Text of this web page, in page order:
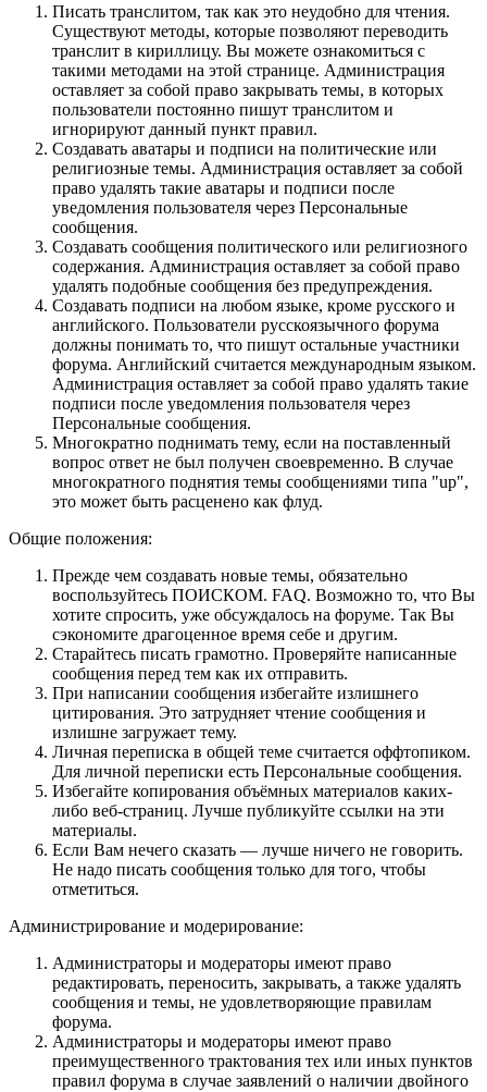
Писать транслитом, так как это неудобно для чтения.
Существуют методы, которые позволяют переводить
транслит в кириллицу. Вы можете ознакомиться с
такими методами на этой странице. Администрация
оставляет за собой право закрывать темы, в которых
пользователи постоянно пишут транслитом и
игнорируют данный пункт правил.
Создавать аватары и подписи на политические или
религиозные темы. Администрация оставляет за собой
право удалять такие аватары и подписи после
уведомления пользователя через Персональные
сообщения.
Создавать сообщения политического или религиозного
содержания. Администрация оставляет за собой право
удалять подобные сообщения без предупреждения.
Создавать подписи на любом языке, кроме русского и
английского. Пользователи русскоязычного форума
должны понимать то, что пишут остальные участники
форума. Английский считается международным языком.
Администрация оставляет за собой право удалять такие
подписи после уведомления пользователя через
Персональные сообщения.
Многократно поднимать тему, если на поставленный
вопрос ответ не был получен своевременно. В случае
многократного поднятия темы сообщениями типа "up",
это может быть расценено как флуд.
Общие положения:
Прежде чем создавать новые темы, обязательно
воспользуйтесь ПОИСКОМ. FAQ. Возможно то, что Вы
хотите спросить, уже обсуждалось на форуме. Так Вы
сэкономите драгоценное время себе и другим.
Старайтесь писать грамотно. Проверяйте написанные
сообщения перед тем как их отправить.
При написании сообщения избегайте излишнего
цитирования. Это затрудняет чтение сообщения и
излишне загружает тему.
Личная переписка в общей теме считается оффтопиком.
Для личной переписки есть Персональные сообщения.
Избегайте копирования объёмных материалов каких-
либо веб-страниц. Лучше публикуйте ссылки на эти
материалы.
Если Вам нечего сказать — лучше ничего не говорить.
Не надо писать сообщения только для того, чтобы
отметиться.
Администрирование и модерирование:
Администраторы и модераторы имеют право
редактировать, переносить, закрывать, а также удалять
сообщения и темы, не удовлетворяющие правилам
форума.
Администраторы и модераторы имеют право
преимущественного трактования тех или иных пунктов
правил форума в случае заявлений о наличии двойного